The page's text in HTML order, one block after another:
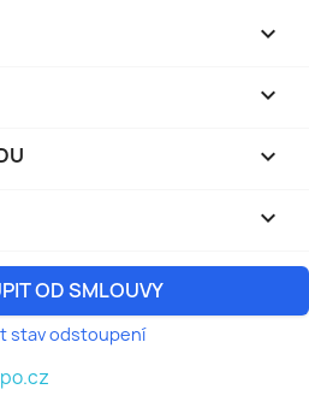


keyboard_arrow_down

OD SMLOUVY
stav odstoupení